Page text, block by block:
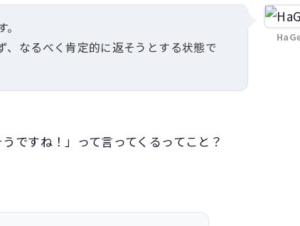
、なるべく肯定的に返そうとする状態で
ですね！」って言ってくるってこと？